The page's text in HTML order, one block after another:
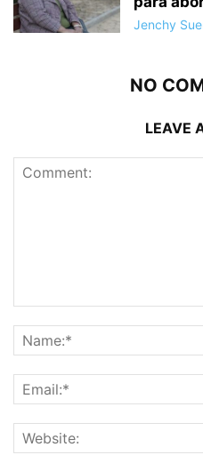
Jenchy
NO
LEAVE